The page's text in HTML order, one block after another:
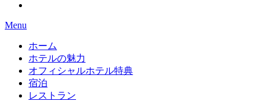
Menu
ホーム
ホテルの魅力
オフィシャルホテル特典
宿泊
レストラン